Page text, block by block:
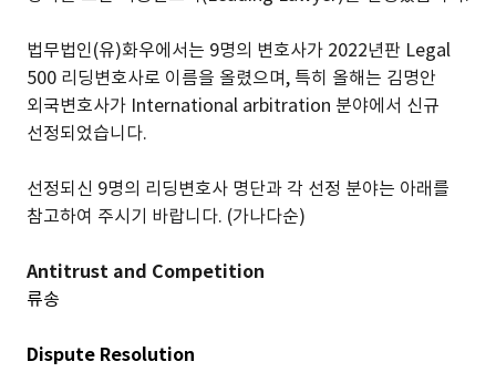
법무법인(유)화우에서는 9명의 변호사가 2022년판 Legal
500 리딩변호사로 이름을 올렸으며, 특히 올해는 김명안
외국변호사가 International arbitration 분야에서 신규
선정되었습니다.
선정되신 9명의 리딩변호사 명단과 각 선정 분야는 아래를
참고하여 주시기 바랍니다. (가나다순)
Antitrust and Competition
류송
Dispute Resolution